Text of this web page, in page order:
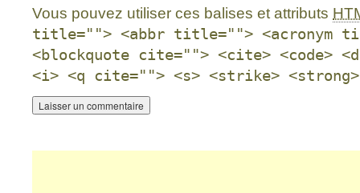
Vous pouvez utiliser ces balises et attributs
title=""> <abbr title=""> <acronym
<blockquote cite=""> <cite> <code>
<i> <q cite=""> <s> <strike> <strong>